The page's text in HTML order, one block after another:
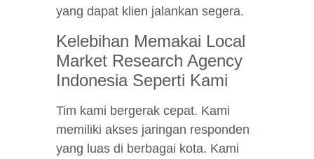
yang dapat klien jalankan segera.
Kelebihan Memakai Local
Market Research Agency
Indonesia Seperti Kami
Tim kami bergerak cepat. Kami
memiliki akses jaringan responden
yang luas di berbagai kota. Kami